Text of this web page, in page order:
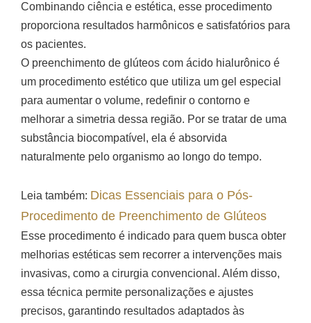
Combinando ciência e estética, esse procedimento
proporciona resultados harmônicos e satisfatórios para
os pacientes.
O preenchimento de glúteos com ácido hialurônico é
um procedimento estético que utiliza um gel especial
para aumentar o volume, redefinir o contorno e
melhorar a simetria dessa região. Por se tratar de uma
substância biocompatível, ela é absorvida
naturalmente pelo organismo ao longo do tempo.
Leia também: Dicas Essenciais para o Pós-
Procedimento de Preenchimento de Glúteos
Esse procedimento é indicado para quem busca obter
melhorias estéticas sem recorrer a intervenções mais
invasivas, como a cirurgia convencional. Além disso,
essa técnica permite personalizações e ajustes
precisos, garantindo resultados adaptados às